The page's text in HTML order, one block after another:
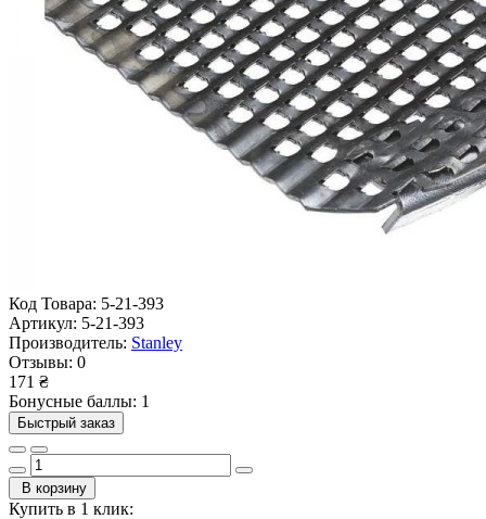
Код Товара: 5-21-393
Артикул: 5-21-393
Производитель: Stanley
Отзывы: 0
171 ₴
Бонусные баллы: 1
Быстрый заказ
В корзину
Купить в 1 клик: